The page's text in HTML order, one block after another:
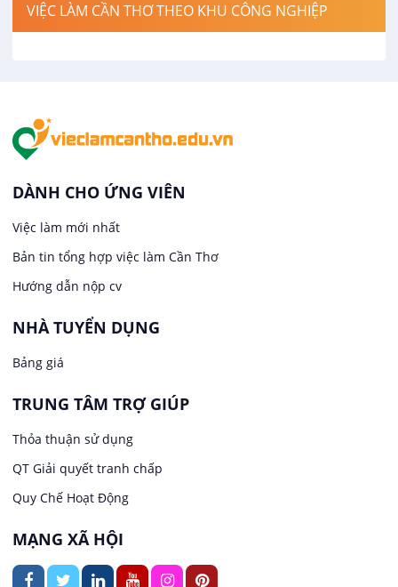
Hàng hải / Hàng không
In ấn / Xuất bản
Kế toán
Lái xe
Lao Động Phổ Thông
Lễ tân
May mặc
Ngân hàng
Nhà hàng / Khách sạn
Việc làm tại Cái Khế
Việc làm tại An Bình
Việc làm tại Long Tuyền
Việc làm tại Hưng Phú
Việc làm tại Phước Thới
Việc làm tại Thới Long
Việc làm tại Trung Nhất
Việc làm tại Thuận Hưng
Việc làm tại Vị Thanh
VIỆC LÀM CẦN THƠ THEO KHU CÔNG NGHIỆP
DÀNH CHO ỨNG VIÊN
Việc làm mới nhất
Bản tin tổng hợp việc làm Cần Thơ
Hướng dẫn nộp cv
NHÀ TUYỂN DỤNG
Bảng giá
TRUNG TÂM TRỢ GIÚP
Thỏa thuận sử dụng
QT Giải quyết tranh chấp
Quy Chế Hoạt Động
MẠNG XÃ HỘI